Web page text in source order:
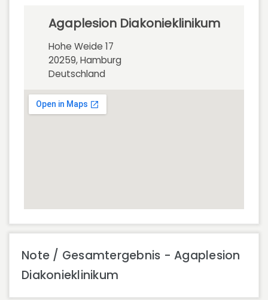
Agaplesion Diakonieklinikum
Hohe Weide 17
20259, Hamburg
Deutschland
Note / Gesamtergebnis - Agaplesion
Diakonieklinikum